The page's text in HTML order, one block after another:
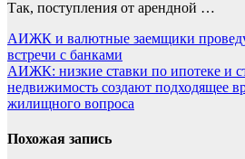
Так, поступления от арендной …
Навигация
по
записям
АИЖК и валютные заемщики
встречи с банками
АИЖК: низкие ставки по ипотеке и
недвижимость создают подходящее
жилищного вопроса
Похожая запись